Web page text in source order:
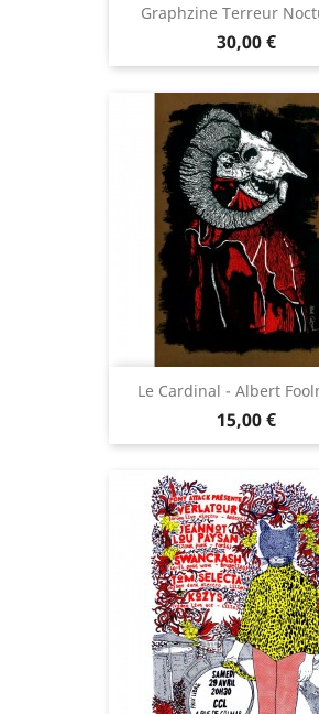
Graphzine Terreur
Prix
30,00 €
Le Cardinal - Albert
Prix
15,00 €